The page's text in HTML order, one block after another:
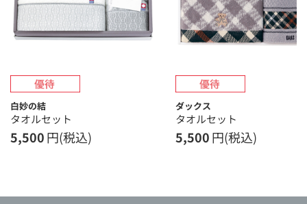
白妙の結
タオルセット
5,500円(税込)
ダックス
タオルセット
5,500円(税込)